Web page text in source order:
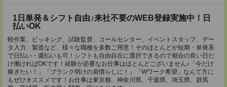
1日単発＆シフト自由♪来社不要のWEB登録実施中！日
払いOK
軽作業、ピッキング、試験監督、コールセンター、イベントスタッフ、デー
タ入力、製造など、様々な職種を多数ご用意！そのほとんどが短期・単発系
で日払い・週払いも可！シフトも自由自在に選択できるので都合の良い日だ
け働ければOKです！経験が必要なお仕事はほとんどございません♪「今だけ
稼ぎたい！」「ブランク明けの肩慣らしに！」「Wワーク希望」なんて方に
もぜひオススメです！お仕事は東京都、神奈川県、千葉県、埼玉県、群馬